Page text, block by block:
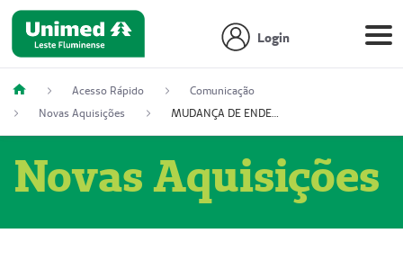
Login
Acesso Rápido
Comunicação
Novas Aquisições
MUDANÇA DE ENDEREÇO - DIAGITAB SERVIÇOS MÉDICOS LTDA (54003267-5)
Novas Aquisições